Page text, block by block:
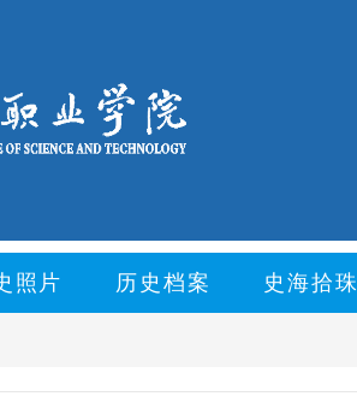
照片 历史档案 史海拾珠